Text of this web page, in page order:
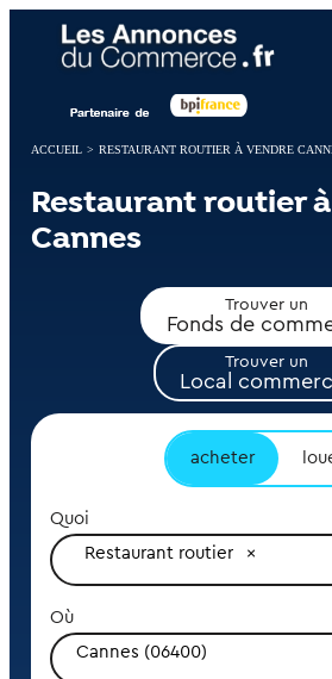
ACCUEIL > RESTAURANT ROUTIER À VENDRE
Restaurant routier
Cannes
Trouver un
Fonds de
Trouver un
Local
acheter
Quoi
Restaurant routier
Où
Cannes (06400)
Panneau de gestion des cookies